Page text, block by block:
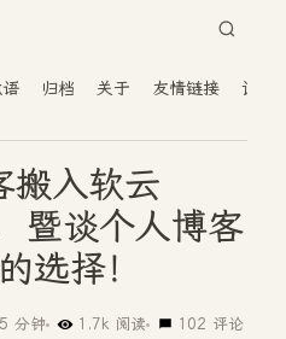
归档 关于 友情链接 读者
搬入软云
暨谈个人博客
选择！
分钟 1.7k 阅读 102 评论